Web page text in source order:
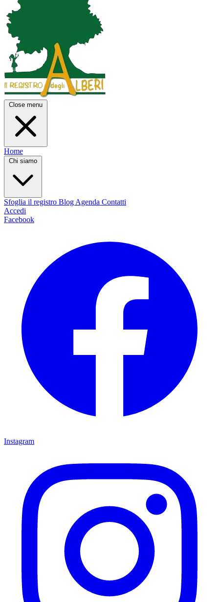
Close menu
Home
Chi siamo
Sfoglia il registro Blog Agenda Contatti
Accedi
Facebook
Instagram